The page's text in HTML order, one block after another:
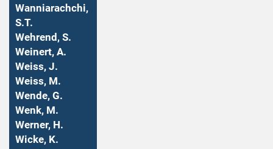
Wanniarachchi,
S.T.
Wehrend, S.
Weinert, A.
Weiss, J.
Weiss, M.
Wende, G.
Wenk, M.
Werner, H.
Wicke, K.